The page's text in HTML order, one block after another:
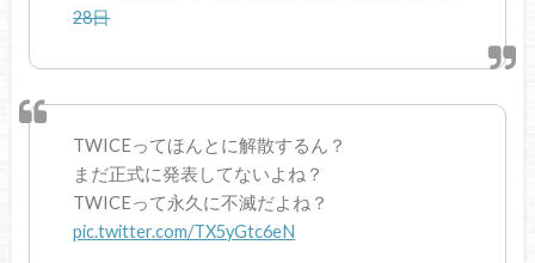
28日
TWICEってほんとに解散するん？
まだ正式に発表してないよね？
TWICEって永久に不滅だよね？
pic.twitter.com/TX5yGtc6eN